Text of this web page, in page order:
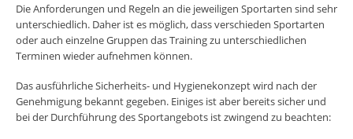
Die Anforderungen und Regeln an die jeweiligen Sportarten sind sehr
unterschiedlich. Daher ist es möglich, dass verschieden Sportarten
oder auch einzelne Gruppen das Training zu unterschiedlichen
Terminen wieder aufnehmen können.
Das ausführliche Sicherheits- und Hygienekonzept wird nach der
Genehmigung bekannt gegeben. Einiges ist aber bereits sicher und
bei der Durchführung des Sportangebots ist zwingend zu beachten: